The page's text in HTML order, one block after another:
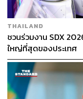
THAILAND
ชวนร่วมงาน SDX
ใหญ่ที่สุดของประเทศ